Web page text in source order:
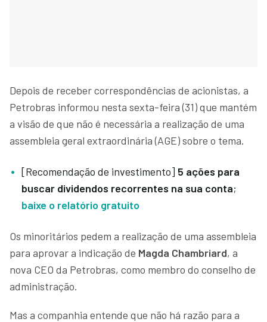
Depois de receber correspondências de acionistas, a
Petrobras informou nesta sexta-feira (31) que mantém
a visão de que não é necessária a realização de uma
assembleia geral extraordinária (AGE) sobre o tema.
[Recomendação de investimento] 5 ações para
buscar dividendos recorrentes na sua conta;
baixe o relatório gratuito
Os minoritários pedem a realização de uma assembleia
para aprovar a indicação de Magda Chambriard, a
nova CEO da Petrobras, como membro do conselho de
administração.
Mas a companhia entende que não há razão para a